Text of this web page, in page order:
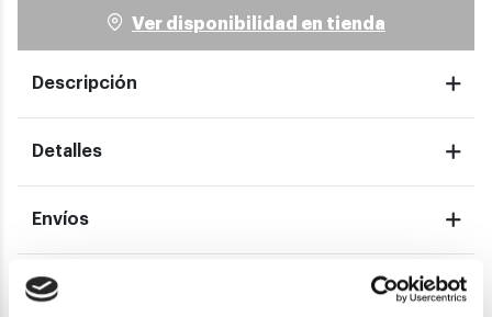
Ver disponibilidad en tienda
Descripción
Detalles
Envíos
Devoluciones